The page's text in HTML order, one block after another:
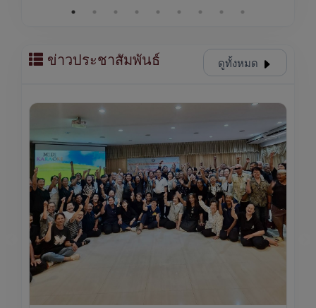
ข่าวประชาสัมพันธ์ ดูทั้งหมด